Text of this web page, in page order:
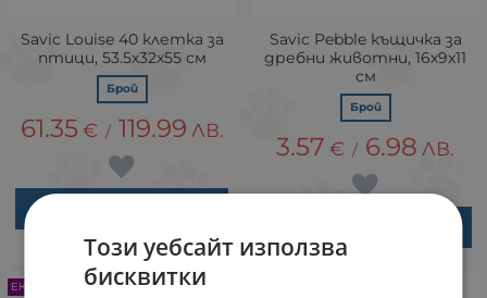
Savic Louise 40 клетка за
птици, 53.5х32х55 см
Брой
61.35 € / 119.99 ЛВ.
Savic Pebble къщичка за
дребни животни, 16х9х11
см
Брой
3.57 € / 6.98 ЛВ.
ЕКСПРЕСНА ДОСТАВКА
Този уебсайт използва
бисквитки